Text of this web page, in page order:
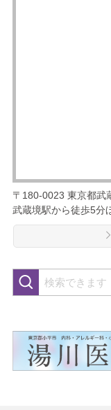
〒180-0023 東京都武
武蔵境駅から徒歩5分